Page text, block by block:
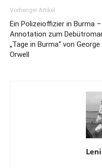
Vorheriger Artikel
Ein Polizeioffizier in Burma –
Annotation zum
„Tage in Burma“ von George
Orwell